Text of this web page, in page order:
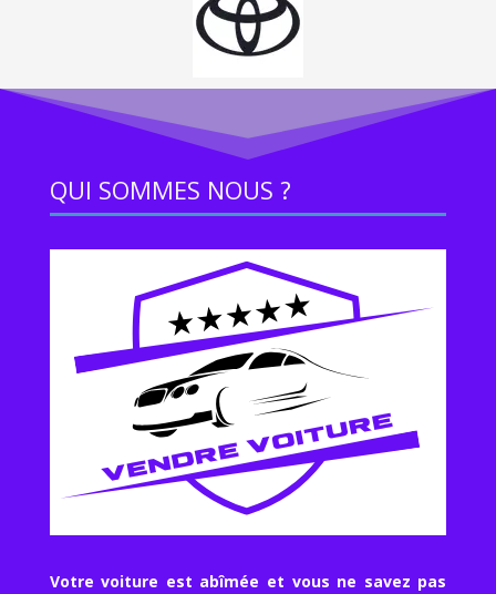
QUI SOMMES NOUS ?
Votre voiture est abîmée et vous ne savez pas